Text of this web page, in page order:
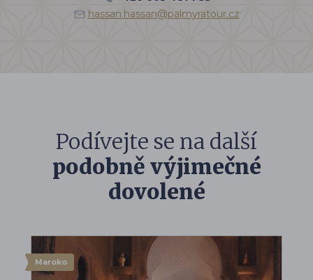
hassan.hassan@palmyratour.cz
Podívejte se na další
podobně výjimečné
dovolené
Maroko